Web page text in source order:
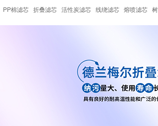
PP棉滤芯 折叠滤芯 活性炭滤芯 线绕滤芯 熔喷滤芯